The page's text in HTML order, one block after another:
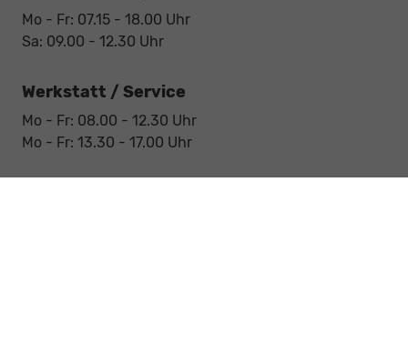
Mo - Fr: 07.15 - 18.00 Uhr
Sa: 09.00 - 12.30 Uhr
Werkstatt / Service
Mo - Fr: 08.00 - 12.30 Uhr
Mo - Fr: 13.30 - 17.00 Uhr